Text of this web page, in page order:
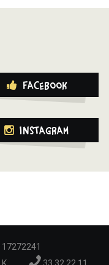
Facebook
Instagram